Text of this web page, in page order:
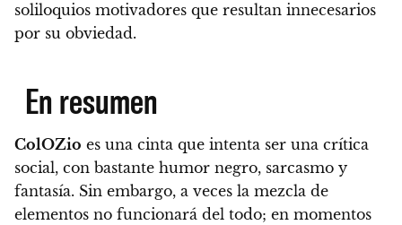
soliloquios motivadores que resultan innecesarios
por su obviedad.
En resumen
ColOZio es una cinta que intenta ser una crítica
social, con bastante humor negro, sarcasmo y
fantasía. Sin embargo, a veces la mezcla de
elementos no funcionará del todo; en momentos